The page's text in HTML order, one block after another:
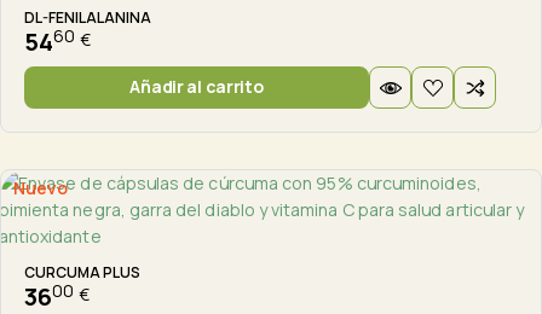
DL-FENILALANINA
5460 €
Añadir al carrito
Nuevo
CURCUMA PLUS
3600 €